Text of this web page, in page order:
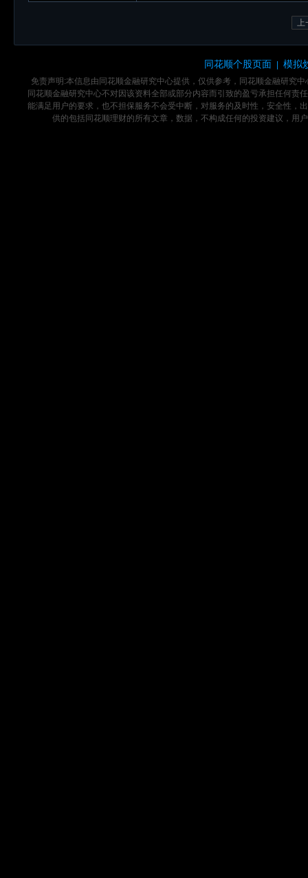
同花顺个股页面 | 模拟
免责声明:本信息由同花顺金融研究中心提供，仅供参考，同花顺金融研究
同花顺金融研究中心不对因该资料全部或部分内容而引致的盈亏承担任何
能满足用户的要求，也不担保服务不会受中断，对服务的及时性，安全性，
供的包括同花顺理财的所有文章，数据，不构成任何的投资建议，用